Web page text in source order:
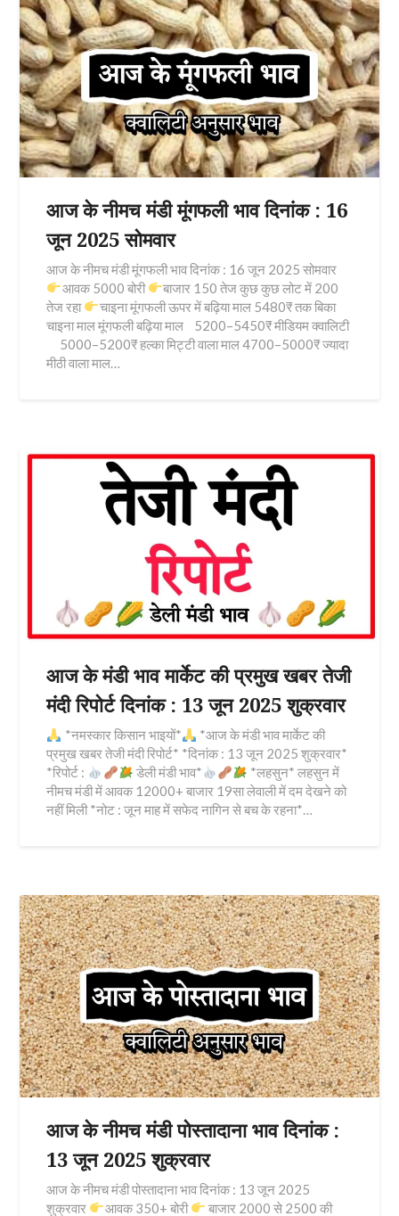
आज के नीमच मंडी मूंगफली भाव दिनांक : 16
जून 2025 सोमवार
आज के नीमच मंडी मूंगफली भाव दिनांक : 16 जून 2025 सोमवार
आवक 5000 बोरी
बाजार 150 तेज कुछ कुछ लोट में 200
तेज रहा
चाइना मूंगफली ऊपर में बढ़िया माल 5480₹ तक बिका
चाइना माल मूंगफली बढ़िया माल 5200–5450₹ मीडियम क्वालिटी
5000–5200₹ हल्का मिट्टी वाला माल 4700–5000₹ ज्यादा
मीठी वाला माल…
आज के मंडी भाव मार्केट की प्रमुख खबर तेजी
मंदी रिपोर्ट दिनांक : 13 जून 2025 शुक्रवार
*नमस्कार किसान भाइयों*
*आज के मंडी भाव मार्केट की
प्रमुख खबर तेजी मंदी रिपोर्ट* *दिनांक : 13 जून 2025 शुक्रवार*
*रिपोर्ट :
डेली मंडी भाव*
*लहसुन* लहसुन में
नीमच मंडी में आवक 12000+ बाजार 19सा लेवाली में दम देखने को
नहीं मिली *नोट : जून माह में सफेद नागिन से बच के रहना*…
आज के नीमच मंडी पोस्तादाना भाव दिनांक :
13 जून 2025 शुक्रवार
आज के नीमच मंडी पोस्तादाना भाव दिनांक : 13 जून 2025
शुक्रवार
आवक 350+ बोरी बाजार 2000 से 2500 की